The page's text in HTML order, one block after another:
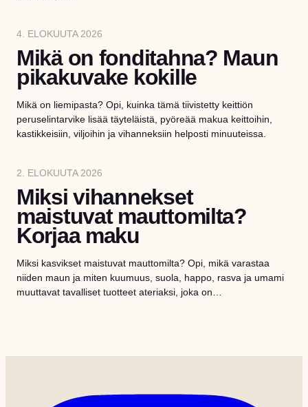
4. ELOKUUTA 2026
Mikä on fonditahna? Maun
pikakuvake kokille
Mikä on liemipasta? Opi, kuinka tämä tiivistetty keittiön
peruselintarvike lisää täyteläistä, pyöreää makua keittoihin,
kastikkeisiin, viljoihin ja vihanneksiin helposti minuuteissa.
2. ELOKUUTA 2026
Miksi vihannekset
maistuvat mauttomilta?
Korjaa maku
Miksi kasvikset maistuvat mauttomilta? Opi, mikä varastaa
niiden maun ja miten kuumuus, suola, happo, rasva ja umami
muuttavat tavalliset tuotteet ateriaksi, joka on…